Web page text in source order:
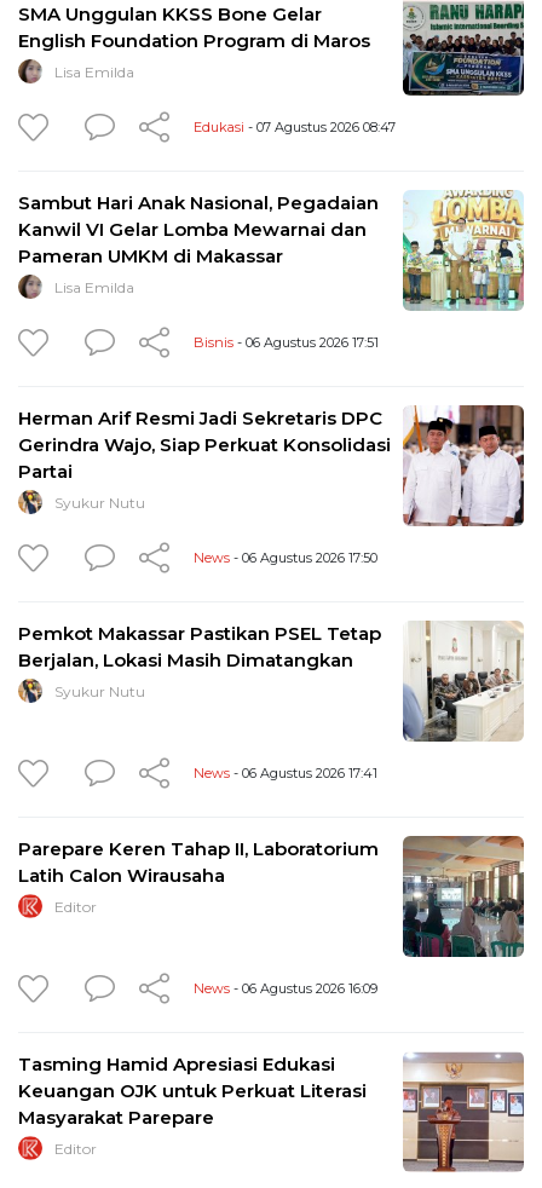
SMA Unggulan KKSS Bone Gelar
English Foundation Program di Maros
Lisa Emilda
Edukasi - 07 Agustus 2026 08:47
Sambut Hari Anak Nasional, Pegadaian
Kanwil VI Gelar Lomba Mewarnai dan
Pameran UMKM di Makassar
Lisa Emilda
Bisnis - 06 Agustus 2026 17:51
Herman Arif Resmi Jadi Sekretaris DPC
Gerindra Wajo, Siap Perkuat Konsolidasi
Partai
Syukur Nutu
News - 06 Agustus 2026 17:50
Pemkot Makassar Pastikan PSEL Tetap
Berjalan, Lokasi Masih Dimatangkan
Syukur Nutu
News - 06 Agustus 2026 17:41
Parepare Keren Tahap II, Laboratorium
Latih Calon Wirausaha
Editor
News - 06 Agustus 2026 16:09
Tasming Hamid Apresiasi Edukasi
Keuangan OJK untuk Perkuat Literasi
Masyarakat Parepare
Editor